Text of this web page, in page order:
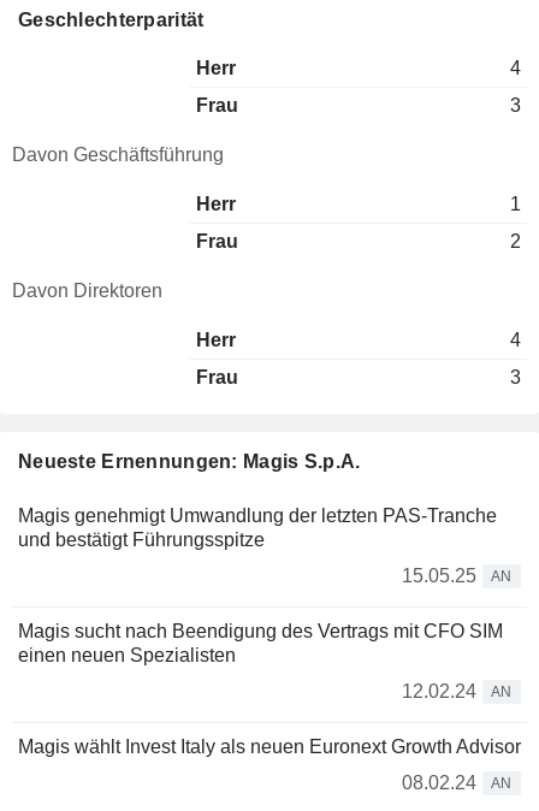
Neueste Ernennungen: Magis S.p.A.
Magis genehmigt Umwandlung der letzten PAS-Tranche
und bestätigt Führungsspitze
15.05.25
AN
Magis sucht nach Beendigung des Vertrags mit CFO SIM
einen neuen Spezialisten
12.02.24
AN
Magis wählt Invest Italy als neuen Euronext Growth Advisor
08.02.24
AN
Geschlechterparität
Herr
4
Frau
3
Davon Geschäftsführung
Herr
1
Frau
2
Davon Direktoren
Herr
4
Frau
3